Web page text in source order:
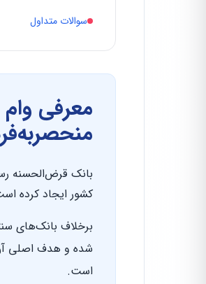
سوالات متداول
معرفی
بانک قرض‌الحسنه
کشور ایجاد کرده
برخلاف بانک‌های
شده و هدف اصلی آن
است.